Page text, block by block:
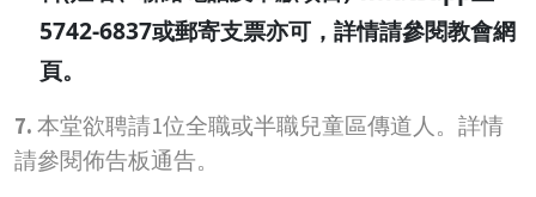
5742-6837或郵寄支票亦可，詳情請參閱教會網
頁。
7. 本堂欲聘請1位全職或半職兒童區傳道人。詳情
請參閱佈告板通告。